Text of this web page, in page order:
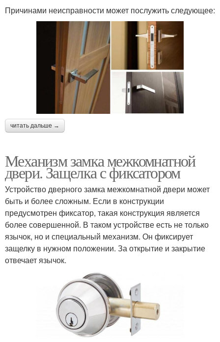
Причинами неисправности может послужить следующее:
читать дальше →
Механизм замка межкомнатной
двери. Защелка с фиксатором
Устройство дверного замка межкомнатной двери может
быть и более сложным. Если в конструкции
предусмотрен фиксатор, такая конструкция является
более совершенной. В таком устройстве есть не только
язычок, но и специальный механизм. Он фиксирует
защелку в нужном положении. За открытие и закрытие
отвечает язычок.